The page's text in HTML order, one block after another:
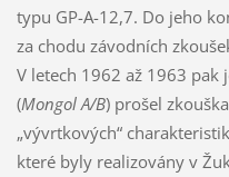
typu GP-A-12,7. Do jeho
za chodu závodních
V letech 1962 až 1963
(Mongol A/B) prošel
„vývrtkových“
které byly realizovány v